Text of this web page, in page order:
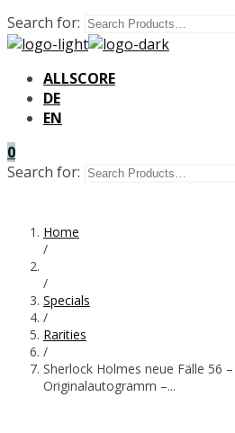
Search for:
ALLSCORE
DE
EN
0
Search for:
Home
/
/
Specials
/
Rarities
/
Sherlock Holmes neue Fälle 56
Originalautogramm –...